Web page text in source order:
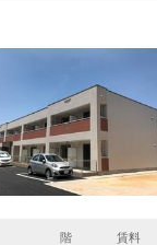
階 賃料